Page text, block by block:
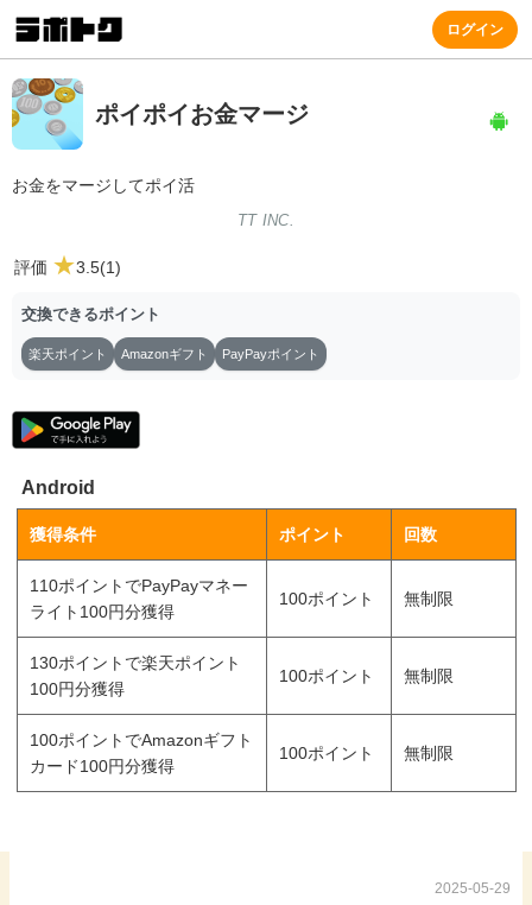
ログイン
ポイポイお金マージ
お金をマージしてポイ活
TT INC.
評価 ★3.5(1)
交換できるポイント
楽天ポイント Amazonギフト PayPayポイント
Android
獲得条件 ポイント 回数
110ポイントでPayPayマネー
ライト100円分獲得
100ポイント 無制限
130ポイントで楽天ポイント
100円分獲得
100ポイント 無制限
100ポイントでAmazonギフト
カード100円分獲得
100ポイント 無制限
2025-05-29